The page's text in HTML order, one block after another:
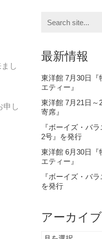
し
し
for:
最新情報
東洋館 7月30日『
エティー』
東洋館 7月21日～
寄席』
『ボーイズ・バ
2号』を発行
東洋館 6月30日『
エティー』
『ボーイズ・バ
を発行
アーカイブ
ア